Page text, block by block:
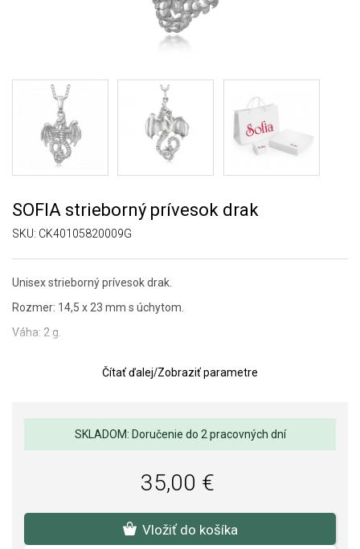
SOFIA strieborný prívesok drak
SKU: CK40105820009G
Unisex strieborný prívesok drak.
Rozmer: 14,5 x 23 mm s úchytom.
Váha: 2 g.
Čítať ďalej/Zobraziť parametre
SKLADOM: Doručenie do 2 pracovných dní
35,00 €
Vložiť do košíka